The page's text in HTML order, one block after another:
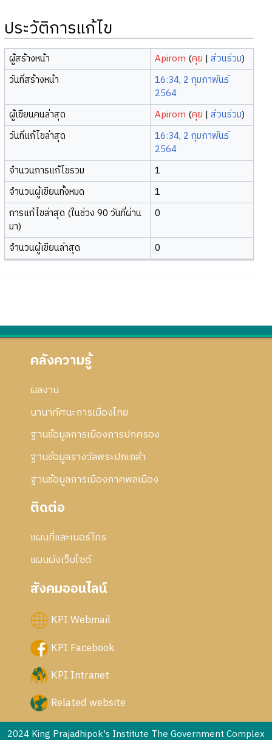
ประวัติการแก้ไข
ผู้สร้างหน้า Apirom (คุย |ส่วนร่วม)
วันที่สร้างหน้า
16:34, 2 กุมภาพันธ์
2564
ผู้เขียนคนล่าสุด
Apirom (คุย |ส่วนร่วม)
วันที่แก้ไขล่าสุด
16:34, 2 กุมภาพันธ์
2564
จำนวนการแก้ไขรวม
1
จำนวนผู้เขียนทั้งหมด
1
การแก้ไขล่าสุด (ในช่วง 90 วันที่ผ่าน
มา)
0
จำนวนผู้เขียนล่าสุด 0
คลังความรู้
ผลงาน
นานาทัศนะการเมืองไทย
ฐานข้อมูลการเมืองการปกครอง
ฐานข้อมูลรางวัลพระปกเกล้า
ฐานข้อมูลการเมืองภาคพลเมือง
ติดต่อ
แผนที่และเบอร์โทร
แผนผังเว็บไซด์
สังคมออนไลน์
KPI Webmail
KPI Facebook
KPI Intranet
Related website
2024 King Prajadhipok's Institute The Government Complex